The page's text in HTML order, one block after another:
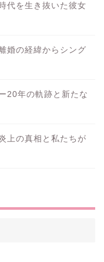
代を生き抜いた彼女
婚の経緯からシング
20年の軌跡と新たな
上の真相と私たちが